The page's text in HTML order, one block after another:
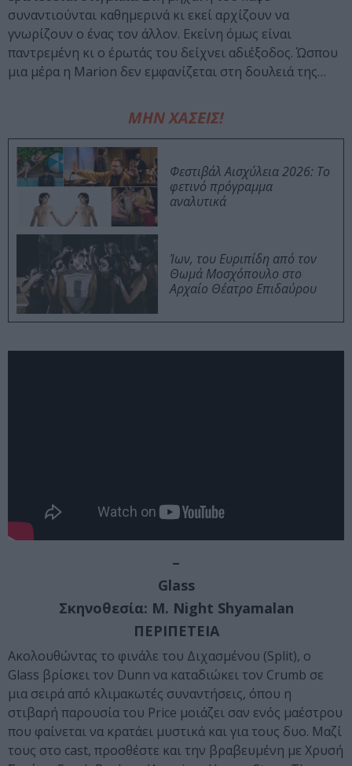
συναντιούνται καθημερινά κι εκεί αρχίζουν να
γνωρίζουν ο ένας τον άλλον. Εκείνη όμως είναι
παντρεμένη κι ο έρωτάς του δείχνει αδιέξοδος. Ώσπου
μια μέρα η Marion δεν εμφανίζεται στη δουλειά της…
ΜΗΝ ΧΑΣΕΙΣ!
Φεστιβάλ Αισχύλεια 2026: Το
φετινό πρόγραμμα
αναλυτικά
Ίων, του Ευριπίδη από τον
Θωμά Μοσχόπουλο στο
Αρχαίο Θέατρο Επιδαύρου
–
Glass
Σκηνοθεσία: M. Night Shyamalan
ΠΕΡΙΠΕΤΕΙΑ
Ακολουθώντας το φινάλε του Διχασμένου (Split), ο
Glass βρίσκει τον Dunn να καταδιώκει τον Crumb σε
μια σειρά από κλιμακωτές συναντήσεις, όπου η
στιβαρή παρουσία του Price μοιάζει σαν ενός μαέστρου
που φαίνεται να κρατάει μυστικά και για τους δυο. Μαζί
τους στο cast, προσθέστε και την βραβευμένη με Χρυσή